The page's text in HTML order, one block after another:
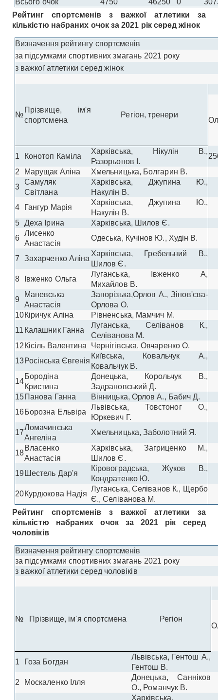
Рейтинг спортсменів з важкої атлетики за
кількістю набраних очок за 2021 рік серед жінок
Визначення рейтингу спортсменів
за підсумками спортивних змагань 2021 року
з важкої атлетики серед жінок
№
Прізвище, ім'я
спортсмена
Регіон, тренери
1 Конотоп Каміла
Харківська, Нікулін В.,
Разорьонов І.
2
Марущак Аліна
Хмельницька, Болгарин В.
3
Самуляк
Світлана
Харківська, Джупина Ю.,
Накулін В.
4
Гангур Марія
Харківська, Джупина Ю.,
Накулін В.
5 Деха Ірина
Харківська, Шилов Є.
6
Лисенко
Анастасія
Одеська, Кучінов Ю., Худін В.
7 Захарченко Аліна
Харківська, Гребельний В.,
Шилов Є.
8
Івженко Ольга
Луганська, Івженко А,
Михайлов В.
9
Маневська
Анастасія
Запорізька,Орлов А., Зінов'єва-
Орлова О.
10Кіричук Аліна
Рівненська, Мамчич М.
11 Калашник Ганна
Луганська, Селіванов К.,
Селіванова М.
12 Кісіль Валентина
Чернігівська, Овчаренко О.
13Росінська Євгенія
Київська, Ковальчук А.,
Ковальчук В.
14
Бородіна
Кристина
Донецька, Корольчук В.,
Задрановський Д.
15Панова Ганна
Вінницька, Орлов А., Бабич Д.
16Борозна Ельвіра
Львівська, Товстоног О.,
Юркевич Г.
17
Ломачинська
Ангеліна
Хмельницька, Заболотний Я.
18
Власенко
Анастасія
Харківська, Загриценко М.,
Шилов Є.
19 Шестель Дар'я
Кіровоградська, Жуков В.,
Кондратенко Ю.
20Курдюкова Надія
Луганська, Селіванов К., Щербо
Є., Селіванова М.
Рейтинг спортсменів з важкої атлетики за
кількістю набраних очок за 2021 рік серед
чоловіків
Визначення рейтингу спортсменів
за підсумками спортивних змагань 2021 року
з важкої атлетики серед чоловіків
№ Прізвище, ім'я спортсмена
Регіон
1 Гоза Богдан
Львівська, Гентош А.,
Гентош В.
2
Москаленко Ілля
Донецька, Санніков
О., Романчук В.
Харківська,